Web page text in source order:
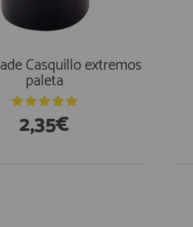
Casquillo extremos
paleta
2,35€